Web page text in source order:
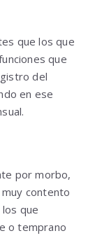
que los que
que
del
en ese
por morbo,
contento
que
o temprano